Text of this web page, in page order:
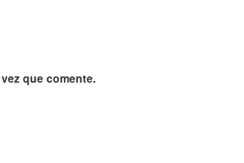
que comente.